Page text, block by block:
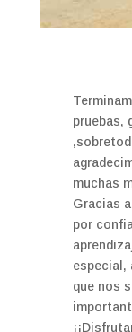
pruebas,
muchas
Gracias
por
especial,
que nos